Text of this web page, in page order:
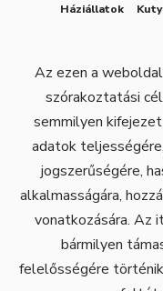
Háziállatok
Az ezen a
szórakoztatási
semmilyen
adatok
jogszerűségére,
alkalmasságára,
vonatkozására. Az
bármilyen
felelősségére